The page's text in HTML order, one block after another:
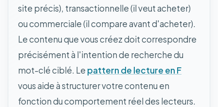
site précis), transactionnelle (il veut acheter)
ou commerciale (il compare avant d'acheter).
Le contenu que vous créez doit correspondre
précisément à l'intention de recherche du
mot-clé ciblé. Le pattern de lecture en F
vous aide à structurer votre contenu en
fonction du comportement réel des lecteurs.